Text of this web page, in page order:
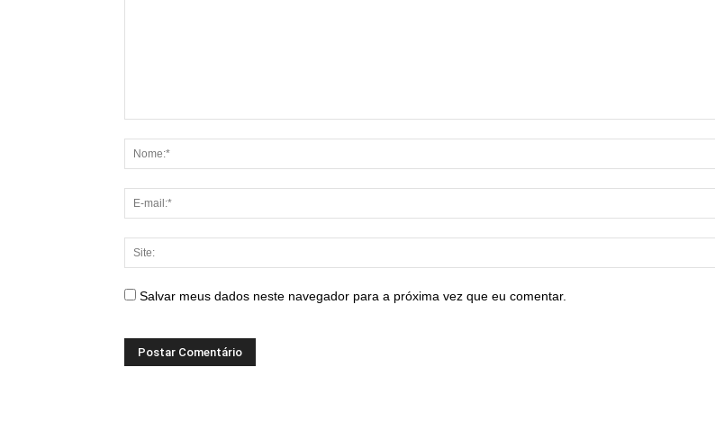
Salvar meus dados neste navegador para a próxima vez que eu comentar.